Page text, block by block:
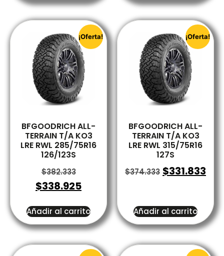
¡Oferta!
BFGOODRICH ALL-
TERRAIN T/A KO3
LRE RWL 285/75R16
126/123S
$382.333
$338.925
Añadir al carrito
¡Oferta!
BFGOODRICH ALL-
TERRAIN T/A KO3
LRE RWL 315/75R16
127S
$374.333 $331.833
Añadir al carrito